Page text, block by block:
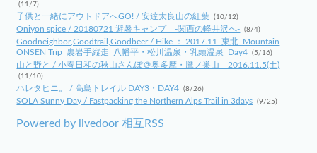
(11/7)
子供と一緒にアウトドアへGO! / 安達太良山の紅葉 (10/12)
Oniyon spice / 20180721 避暑キャンプ -関西の軽井沢へ- (8/4)
Goodneighbor,Goodtrail,Goodbeer / Hike ： 2017.11_東北_Mountain
ONSEN Trip_裏岩手縦走_八幡平・松川温泉・乳頭温泉_Day4 (5/16)
山と野と / 小春日和の秋山さんぽ＠奥多摩・鷹ノ巣山 2016.11.5(土)
(11/10)
ハレタヒニ。 / 高島トレイル DAY3・DAY4 (8/26)
SOLA Sunny Day / Fastpacking the Northern Alps Trail in 3days (9/25)
Powered by livedoor 相互RSS